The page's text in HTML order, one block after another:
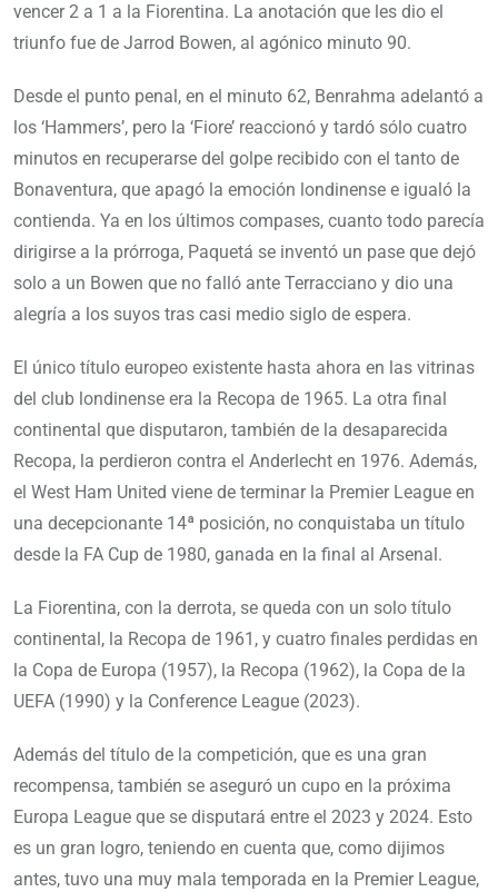
vencer 2 a 1 a la Fiorentina. La anotación que les dio el
triunfo fue de Jarrod Bowen, al agónico minuto 90.
Desde el punto penal, en el minuto 62, Benrahma adelantó a
los ‘Hammers’, pero la ‘Fiore’ reaccionó y tardó sólo cuatro
minutos en recuperarse del golpe recibido con el tanto de
Bonaventura, que apagó la emoción londinense e igualó la
contienda. Ya en los últimos compases, cuanto todo parecía
dirigirse a la prórroga, Paquetá se inventó un pase que dejó
solo a un Bowen que no falló ante Terracciano y dio una
alegría a los suyos tras casi medio siglo de espera.
El único título europeo existente hasta ahora en las vitrinas
del club londinense era la Recopa de 1965. La otra final
continental que disputaron, también de la desaparecida
Recopa, la perdieron contra el Anderlecht en 1976. Además,
el West Ham United viene de terminar la Premier League en
una decepcionante 14ª posición, no conquistaba un título
desde la FA Cup de 1980, ganada en la final al Arsenal.
La Fiorentina, con la derrota, se queda con un solo título
continental, la Recopa de 1961, y cuatro finales perdidas en
la Copa de Europa (1957), la Recopa (1962), la Copa de la
UEFA (1990) y la Conference League (2023).
Además del título de la competición, que es una gran
recompensa, también se aseguró un cupo en la próxima
Europa League que se disputará entre el 2023 y 2024. Esto
es un gran logro, teniendo en cuenta que, como dijimos
antes, tuvo una muy mala temporada en la Premier League,